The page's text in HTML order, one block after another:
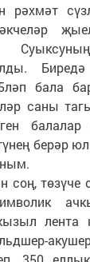
Биредә
бала
саны
балалар
берәр
соң,
лента